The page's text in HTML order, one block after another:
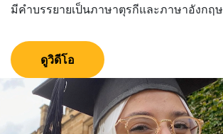
มีคำบรรยายเป็นภาษาตุรกีและภาษาอังกฤษ
ดูวิดีโอ